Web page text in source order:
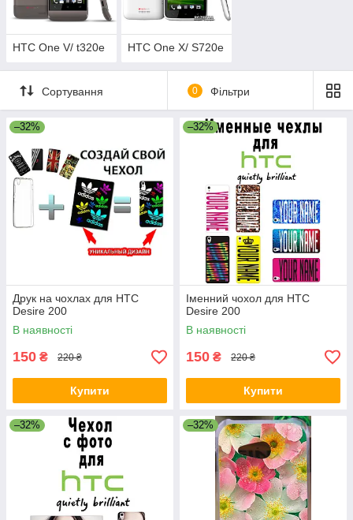
HTC One V/ t320e HTC One X/ S720e
Сортування 0 Фільтри
–32%
Друк на чохлах для HTC
Desire 200
В наявності
150 ₴ 220 ₴
Купити
–32%
Іменний чохол для HTC
Desire 200
В наявності
150 ₴ 220 ₴
Купити
–32% –32%